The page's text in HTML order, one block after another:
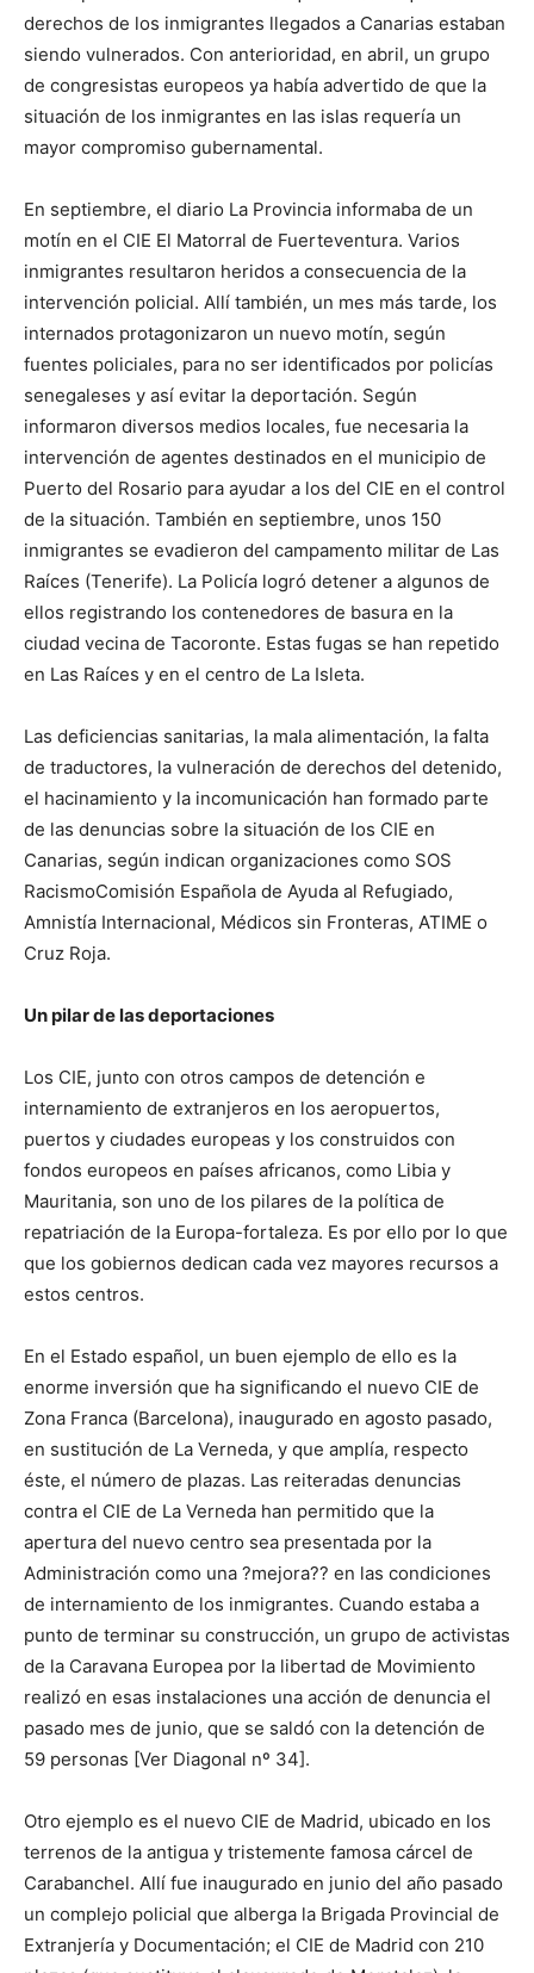
derechos de los inmigrantes llegados a Canarias estaban
siendo vulnerados. Con anterioridad, en abril, un grupo
de congresistas europeos ya había advertido de que la
situación de los inmigrantes en las islas requería un
mayor compromiso gubernamental.
En septiembre, el diario La Provincia informaba de un
motín en el CIE El Matorral de Fuerteventura. Varios
inmigrantes resultaron heridos a consecuencia de la
intervención policial. Allí también, un mes más tarde, los
internados protagonizaron un nuevo motín, según
fuentes policiales, para no ser identificados por policías
senegaleses y así evitar la deportación. Según
informaron diversos medios locales, fue necesaria la
intervención de agentes destinados en el municipio de
Puerto del Rosario para ayudar a los del CIE en el control
de la situación. También en septiembre, unos 150
inmigrantes se evadieron del campamento militar de Las
Raíces (Tenerife). La Policía logró detener a algunos de
ellos registrando los contenedores de basura en la
ciudad vecina de Tacoronte. Estas fugas se han repetido
en Las Raíces y en el centro de La Isleta.
Las deficiencias sanitarias, la mala alimentación, la falta
de traductores, la vulneración de derechos del detenido,
el hacinamiento y la incomunicación han formado parte
de las denuncias sobre la situación de los CIE en
Canarias, según indican organizaciones como SOS
RacismoComisión Española de Ayuda al Refugiado,
Amnistía Internacional, Médicos sin Fronteras, ATIME o
Cruz Roja.
Un pilar de las deportaciones
Los CIE, junto con otros campos de detención e
internamiento de extranjeros en los aeropuertos,
puertos y ciudades europeas y los construidos con
fondos europeos en países africanos, como Libia y
Mauritania, son uno de los pilares de la política de
repatriación de la Europa-fortaleza. Es por ello por lo que
que los gobiernos dedican cada vez mayores recursos a
estos centros.
En el Estado español, un buen ejemplo de ello es la
enorme inversión que ha significando el nuevo CIE de
Zona Franca (Barcelona), inaugurado en agosto pasado,
en sustitución de La Verneda, y que amplía, respecto
éste, el número de plazas. Las reiteradas denuncias
contra el CIE de La Verneda han permitido que la
apertura del nuevo centro sea presentada por la
Administración como una ?mejora?? en las condiciones
de internamiento de los inmigrantes. Cuando estaba a
punto de terminar su construcción, un grupo de activistas
de la Caravana Europea por la libertad de Movimiento
realizó en esas instalaciones una acción de denuncia el
pasado mes de junio, que se saldó con la detención de
59 personas [Ver Diagonal nº 34].
Otro ejemplo es el nuevo CIE de Madrid, ubicado en los
terrenos de la antigua y tristemente famosa cárcel de
Carabanchel. Allí fue inaugurado en junio del año pasado
un complejo policial que alberga la Brigada Provincial de
Extranjería y Documentación; el CIE de Madrid con 210